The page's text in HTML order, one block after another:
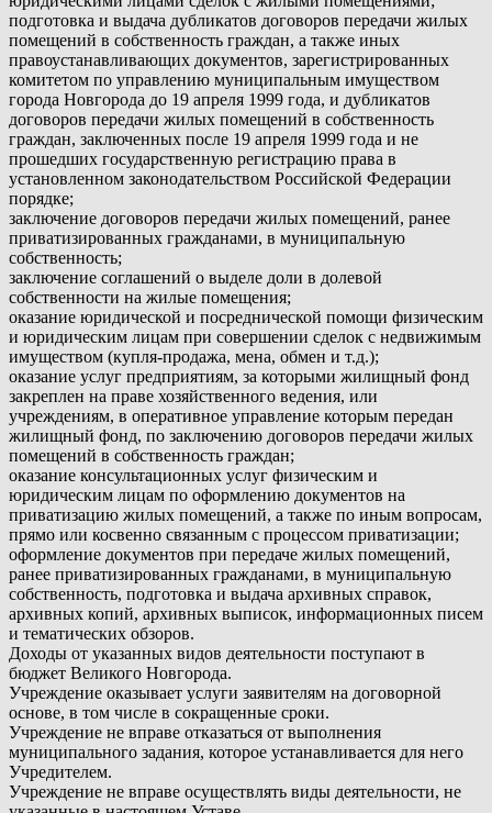
подготовка и выдача дубликатов договоров передачи жилых
помещений в собственность граждан, а также иных
правоустанавливающих документов, зарегистрированных
комитетом по управлению муниципальным имуществом
города Новгорода до 19 апреля 1999 года, и дубликатов
договоров передачи жилых помещений в собственность
граждан, заключенных после 19 апреля 1999 года и не
прошедших государственную регистрацию права в
установленном законодательством Российской Федерации
порядке;
заключение договоров передачи жилых помещений, ранее
приватизированных гражданами, в муниципальную
собственность;
заключение соглашений о выделе доли в долевой
собственности на жилые помещения;
оказание юридической и посреднической помощи физическим
и юридическим лицам при совершении сделок с недвижимым
имуществом (купля-продажа, мена, обмен и т.д.);
оказание услуг предприятиям, за которыми жилищный фонд
закреплен на праве хозяйственного ведения, или
учреждениям, в оперативное управление которым передан
жилищный фонд, по заключению договоров передачи жилых
помещений в собственность граждан;
оказание консультационных услуг физическим и
юридическим лицам по оформлению документов на
приватизацию жилых помещений, а также по иным вопросам,
прямо или косвенно связанным с процессом приватизации;
оформление документов при передаче жилых помещений,
ранее приватизированных гражданами, в муниципальную
собственность, подготовка и выдача архивных справок,
архивных копий, архивных выписок, информационных писем
и тематических обзоров.
Доходы от указанных видов деятельности поступают в
бюджет Великого Новгорода.
Учреждение оказывает услуги заявителям на договорной
основе, в том числе в сокращенные сроки.
Учреждение не вправе отказаться от выполнения
муниципального задания, которое устанавливается для него
Учредителем.
Учреждение не вправе осуществлять виды деятельности, не